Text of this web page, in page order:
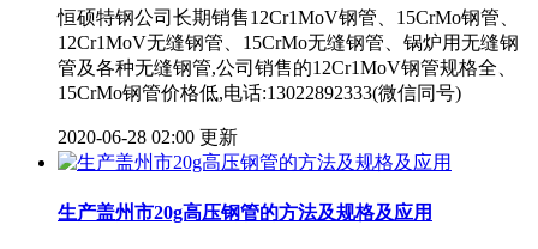
恒硕特钢公司长期销售12Cr1MoV钢管、15CrMo钢管、
12Cr1MoV无缝钢管、15CrMo无缝钢管、锅炉用无缝钢
管及各种无缝钢管,公司销售的12Cr1MoV钢管规格全、
15CrMo钢管价格低,电话:13022892333(微信同号)
2020-06-28 02:00 更新
生产盖州市20g高压钢管的方法及规格及应用